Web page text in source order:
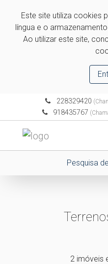
Este site utiliza cookies
língua e o
Ao utilizar este site,
228329420
918435767
Pesquisa
2 imóveis